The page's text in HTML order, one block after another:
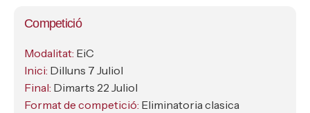
Competició
Modalitat: EiC
Inici: Dilluns 7 Juliol
Final: Dimarts 22 Juliol
Format de competició: Eliminatoria clasica